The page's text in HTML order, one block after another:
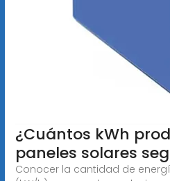
¿Cuántos kWh
paneles solares
Conocer la cantidad de